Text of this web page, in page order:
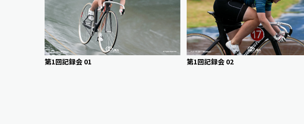
第1回記録会 01 第1回記録会 02